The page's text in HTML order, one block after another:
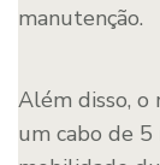
manutenção.
Além disso, o
um cabo de